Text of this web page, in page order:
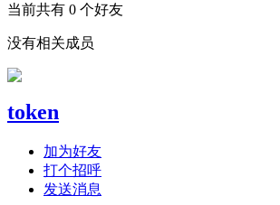
当前共有 0 个好友
没有相关成员
token
加为好友
打个招呼
发送消息